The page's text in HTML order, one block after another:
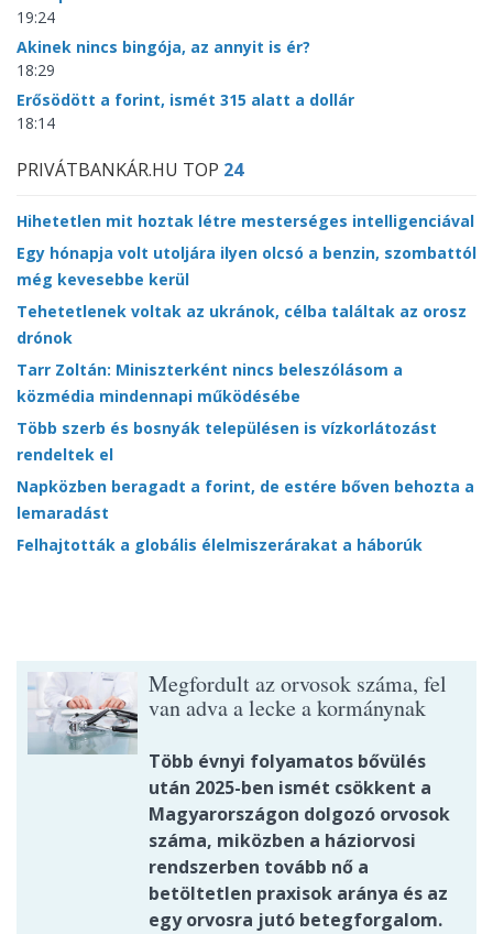
19:24
Akinek nincs bingója, az annyit is ér?
18:29
Erősödött a forint, ismét 315 alatt a dollár
18:14
PRIVÁTBANKÁR.HU TOP 24
Hihetetlen mit hoztak létre mesterséges intelligenciával
Egy hónapja volt utoljára ilyen olcsó a benzin, szombattól
még kevesebbe kerül
Tehetetlenek voltak az ukránok, célba találtak az orosz
drónok
Tarr Zoltán: Miniszterként nincs beleszólásom a
közmédia mindennapi működésébe
Több szerb és bosnyák településen is vízkorlátozást
rendeltek el
Napközben beragadt a forint, de estére bőven behozta a
lemaradást
Felhajtották a globális élelmiszerárakat a háborúk
Megfordult az orvosok száma, fel
van adva a lecke a kormánynak
Több évnyi folyamatos bővülés
után 2025-ben ismét csökkent a
Magyarországon dolgozó orvosok
száma, miközben a háziorvosi
rendszerben tovább nő a
betöltetlen praxisok aránya és az
egy orvosra jutó betegforgalom.